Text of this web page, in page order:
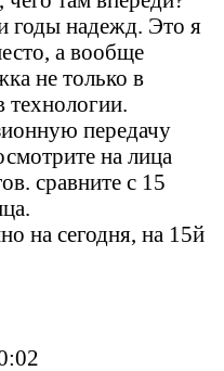
годы надежд. Это я
а вообще
не только в
технологии.
передачу
на лица
сравните с 15
на сегодня, на 15й